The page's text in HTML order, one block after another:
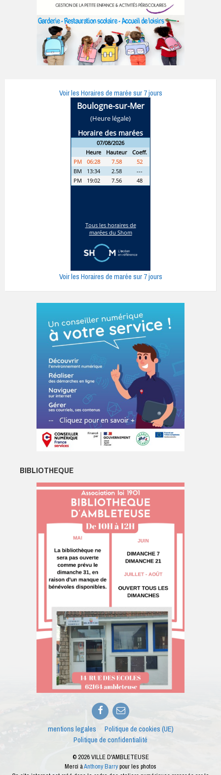
Voir les Horaires de marée sur 7 jours
Voir les Horaires de marée sur 7 jours
BIBLIOTHEQUE
Facebook
E-
mail
mentions legales
Politique de cookies (UE)
Politique de confidentialité
© 2026 VILLE D'AMBLETEUSE
Merci àAnthony Barrypour les photos